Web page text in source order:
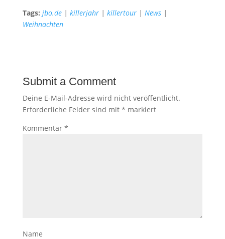
Tags: jbo.de| killerjahr| killertour| News|
Weihnachten
Submit a Comment
Deine E-Mail-Adresse wird nicht veröffentlicht.
Erforderliche Felder sind mit * markiert
Kommentar *
Name